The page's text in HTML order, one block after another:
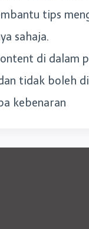
tips
sahaja.
di dalam
tidak boleh
kebenaran